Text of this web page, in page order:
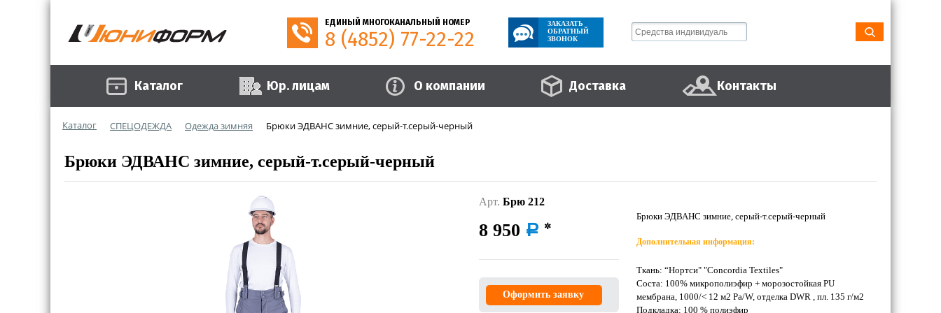
ЕДИНЫЙ МНОГОКАНАЛЬНЫЙ НОМЕР
8 (4852) 77-22-22
ЗАКАЗАТЬ
ОБРАТНЫЙ
ЗВОНОК
Каталог Юр. лицам О компании Доставка Контакты
Каталог СПЕЦОДЕЖДА Одежда зимняя Брюки ЭДВАНС зимние, серый-т.серый-черный
Брюки ЭДВАНС зимние, серый-т.серый-черный
Арт. Брю 212
8 950 a
Оформить заявку
Брюки ЭДВАНС зимние, серый-т.серый-черный
Дополнительная информация:
Ткань: “Нортси" "Concordia Textiles"
Соста: 100% микрополиэфир + морозостойкая PU
мембрана, 1000/< 12 м2 Ра/W, отделка DWR , пл. 135 г/м2
Подкладка: 100 % полиэфир